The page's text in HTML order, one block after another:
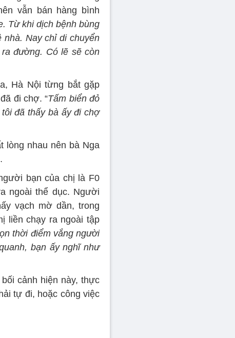
vẫn bán hàng bình
Từ khi dịch bệnh bùng
Nay chỉ di chuyển
đường. Có lẽ sẽ còn
Hà Nội từng bắt gặp
đi chợ. “Tấm biển đỏ
đã thấy bà ấy đi chợ
lòng nhau nên bà Nga
bạn của chị là F0
ngoài thể dục. Người
vạch mờ dần, trong
liền chạy ra ngoài tập
thời điểm vắng người
bạn ấy nghĩ như
cảnh hiện này, thực
tự đi, hoặc công việc